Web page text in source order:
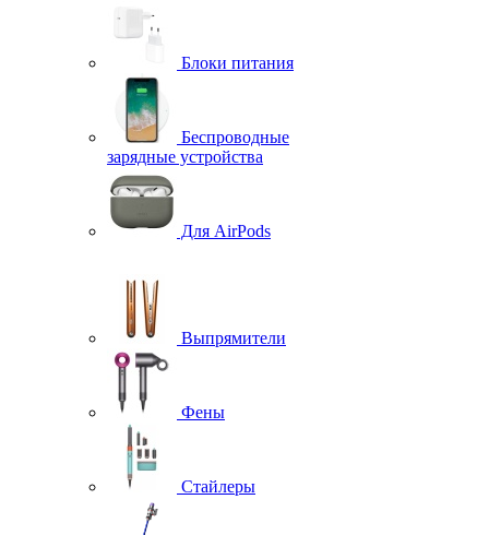
Блоки питания
Беспроводные
зарядные устройства
Для AirPods
Выпрямители
Фены
Стайлеры